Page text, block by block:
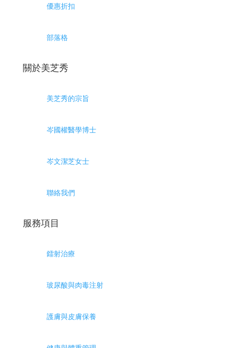
優惠折扣
部落格
關於美芝秀
美芝秀的宗旨
岑國權醫學博士
岑文潔芝女士
聯絡我們
服務項目
鐳射治療
玻尿酸與肉毒注射
護膚與皮膚保養